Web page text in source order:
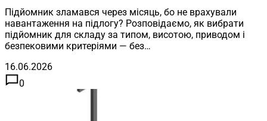
Підйомник зламався через місяць, бо не врахували
навантаження на підлогу? Розповідаємо, як вибрати
підйомник для складу за типом, висотою, приводом і
безпековими критеріями — без…
16.06.2026
0